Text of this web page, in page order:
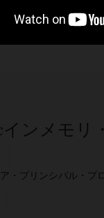
インメモ
・プリンシパル・プ